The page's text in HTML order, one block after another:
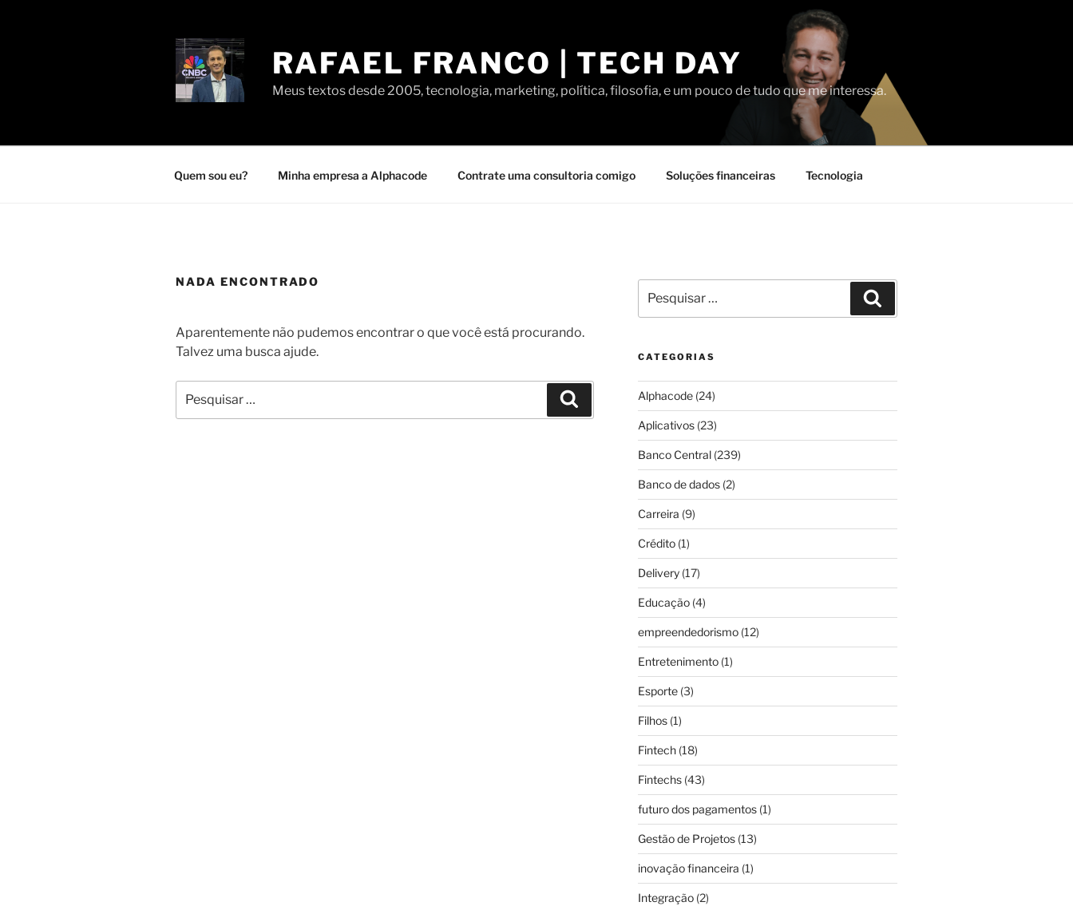
RAFAEL FRANCO | TECH DAY
Meus textos desde 2005, tecnologia, marketing, política, filosofia, e um pouco de tudo que me interessa.
Quem sou eu? Minha empresa a Alphacode Contrate uma consultoria comigo Soluções financeiras Tecnologia
NADA ENCONTRADO
Aparentemente não pudemos encontrar o que você está procurando.
Talvez uma busca ajude.
por:
Pesquisar
por:
CATEGORIAS
Alphacode(24)
Aplicativos(23)
Banco Central(239)
Banco de dados(2)
Carreira (9)
Crédito(1)
Delivery(17)
Educação(4)
empreendedorismo(12)
Entretenimento(1)
Esporte(3)
Filhos(1)
Fintech(18)
Fintechs(43)
futuro dos pagamentos(1)
Gestão de Projetos(13)
inovação financeira (1)
Integração(2)